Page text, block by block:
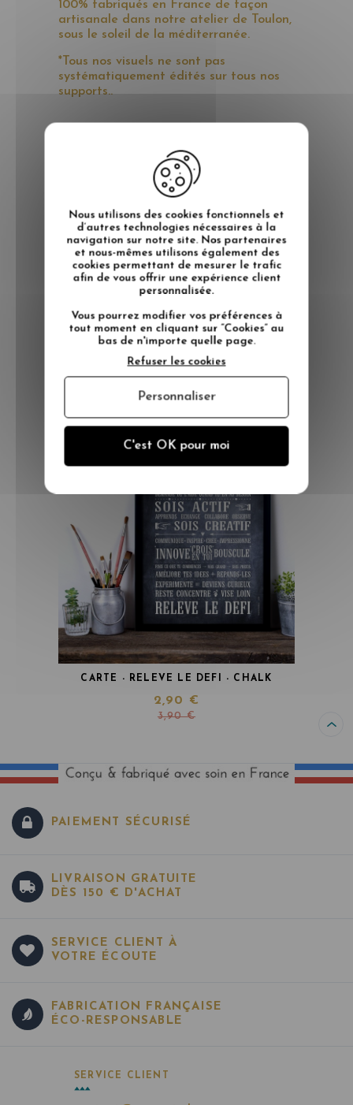
100% fabriqués en France de façon
artisanale dans notre atelier de Toulon,
sous le soleil de la méditerranée.
*Tous nos visuels ne sont pas
systématiquement édités sur tous nos
supports..
Nos produits validés par les meilleurs
influenceurs des réseaux !
Pour apparaître dans notre album
Happy Moments, utilisez
@mesmotsdeco et #mesmotsdeco sur
Instagram.
CARTE - RELEVE LE DEFI - CHALK
2,90 €
3,90 €
PAIEMENT SÉCURISÉ
LIVRAISON GRATUITE
DÈS 150 € D'ACHAT
SERVICE CLIENT À
VOTRE ÉCOUTE
FABRICATION FRANÇAISE
ÉCO-RESPONSABLE
SERVICE CLIENT
Nous utilisons des cookies fonctionnels et
d’autres technologies nécessaires à la
navigation sur notre site. Nos partenaires
et nous-mêmes utilisons également des
cookies permettant de mesurer le trafic
afin de vous offrir une expérience client
personnalisée.
Vous pourrez modifier vos préférences à
tout moment en cliquant sur “Cookies” au
bas de n'importe quelle page.
C'est OK pour moi
Refuser les cookies
Personnaliser